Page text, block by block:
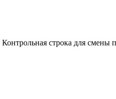
Контрольная строка для смены